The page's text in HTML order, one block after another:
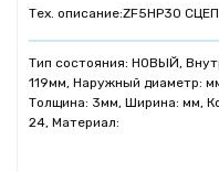
Тех. описание:ZF5HP30
Тип состояния: НОВЫЙ,
119мм, Наружный диаметр:
Толщина: 3мм, Ширина: мм,
24, Материал: